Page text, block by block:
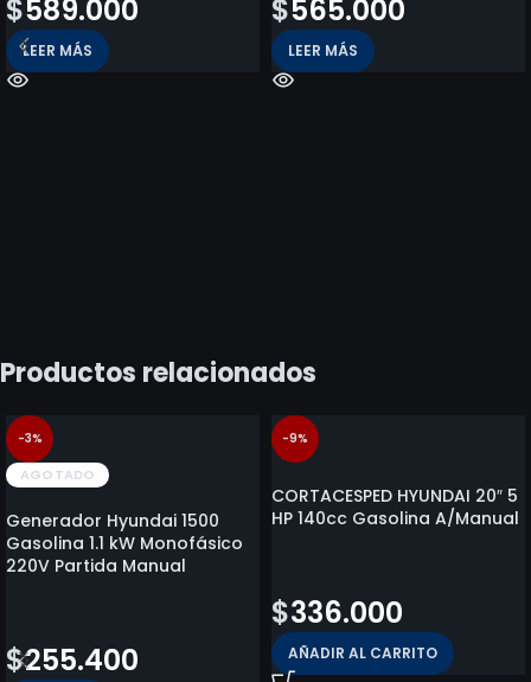
$589.000
LEER MÁS
$565.000
LEER MÁS
Productos relacionados
-3%
AGOTADO
Generador Hyundai 1500
Gasolina 1.1 kW Monofásico
220V Partida Manual
$255.400
-9%
CORTACESPED HYUNDAI 20″ 5
HP 140cc Gasolina A/Manual
$336.000
AÑADIR AL CARRITO